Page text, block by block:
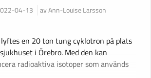
04-13 av Ann-Louise Larsson
lyftes en 20 ton tung cyklotron på plats
i Örebro. Med den kan
radioaktiva isotoper som används